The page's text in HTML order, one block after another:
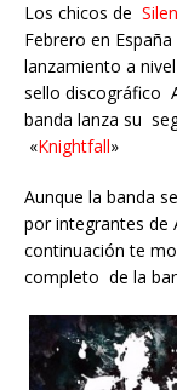
Los chicos de
Febrero en
lanzamiento a
sello discográfico
banda lanza su
«Knightfall»
Aunque la banda
por integrantes de
continuación te
completo de la